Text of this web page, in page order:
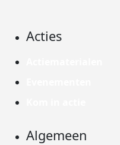
Acties
Algemeen